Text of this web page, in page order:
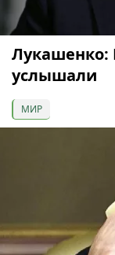
Лукашенко:
услышали
МИР